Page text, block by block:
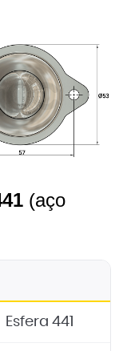
(aço
Esfera 441